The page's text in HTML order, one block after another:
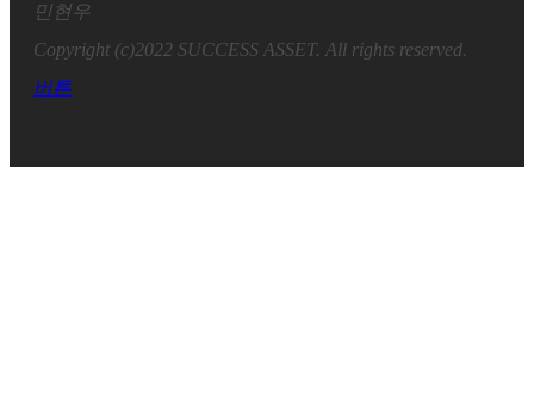
민현우
Copyright (c)2022 SUCCESS ASSET. All rights reserved.
버튼